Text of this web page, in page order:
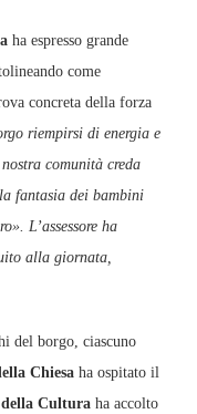
ha espresso grande
come
concreta della forza
riempirsi di energia e
comunità creda
fantasia dei bambini
L’assessore ha
alla giornata,
del borgo, ciascuno
Chiesa ha ospitato il
della Cultura ha accolto